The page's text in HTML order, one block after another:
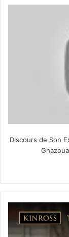
Discours de Son